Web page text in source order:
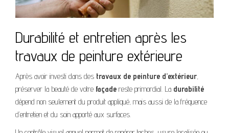
Durabilité et entretien après les
travaux de peinture extérieure
Après avoir investi dans des travaux de peinture d’extérieur
préserver la beauté de votre façade reste primordial. La durabilité
dépend non seulement du produit appliqué, mais aussi de la fréquence
d’entretien et du soin apporté aux surfaces.